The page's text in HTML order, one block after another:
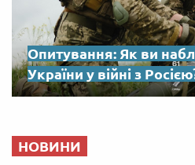
Опитування: Як ви
України у війні з
НОВИНИ